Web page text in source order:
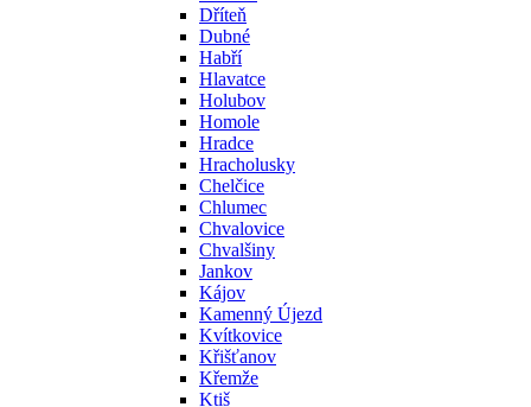
Dříteň
Dubné
Habří
Hlavatce
Holubov
Homole
Hradce
Hracholusky
Chelčice
Chlumec
Chvalovice
Chvalšiny
Jankov
Kájov
Kamenný Újezd
Kvítkovice
Křišťanov
Křemže
Ktiš